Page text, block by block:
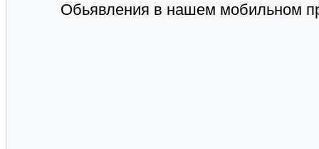
Обьявления в нашем мобильном